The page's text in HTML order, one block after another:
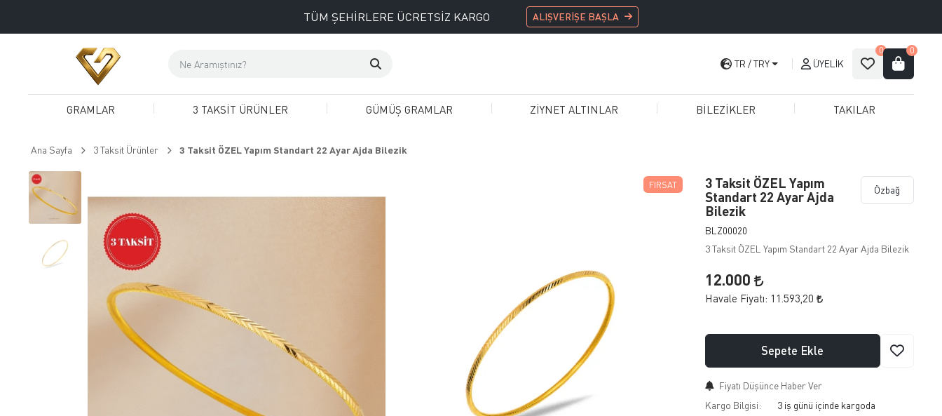
TÜM ŞEHİRLERE ÜCRETSİZ KARGO ALIŞVERİŞE BAŞLA
TR TRY ÜYELIK
0 0
GRAMLAR 3 TAKSİT ÜRÜNLER GÜMÜŞ GRAMLAR ZİYNET ALTINLAR BİLEZİKLER TAKILAR
Ana Sayfa 3 Taksit Ürünler 3 Taksit ÖZEL Yapım Standart 22 Ayar Ajda Bilezik
FIRSAT
3 Taksit ÖZEL Yapım
Standart 22 Ayar Ajda
Bilezik
BLZ00020
Özbağ
3 Taksit ÖZEL Yapım Standart 22 Ayar Ajda Bilezik
12.000
Havale Fiyatı: 11.593,20
Sepete Ekle
Fiyatı Düşünce Haber Ver
Kargo Bilgisi:
3 iş günü içinde kargoda